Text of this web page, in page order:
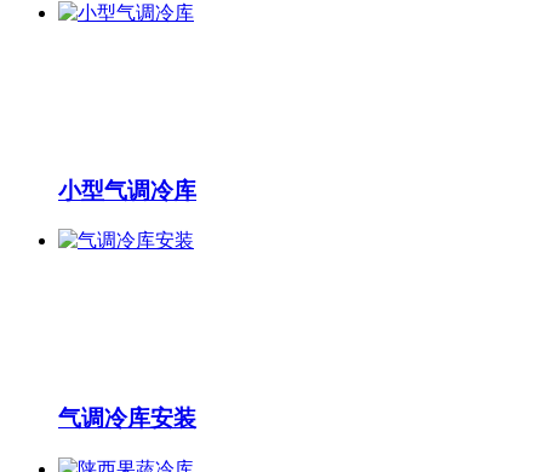
小型气调冷库
气调冷库安装